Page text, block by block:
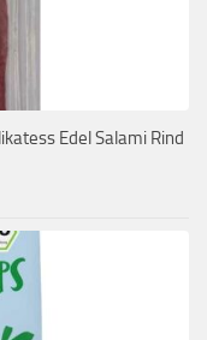
Edel Salami Rind